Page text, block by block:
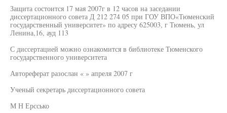
Защита состоится 17 мая 2007г в 12 часов на заседании
диссертационного совета Д 212 274 05 при ГОУ ВПО«Тюменский
государственный университет» по адресу 625003, г Тюмень, ул
Ленина,16, ауд 113
С диссертацией можно ознакомится в библиотеке Тюменского
государственного университета
Автореферат разослан « » апреля 2007 г
Ученый секретарь диссертационного совета
М Н Ерссько